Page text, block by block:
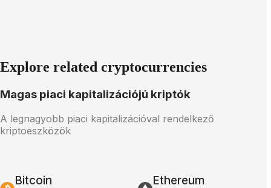
Explore related cryptocurrencies
Magas piaci kapitalizációjú kriptók
A legnagyobb piaci kapitalizációval rendelkező
kriptoeszközök
Bitcoin Ethereum